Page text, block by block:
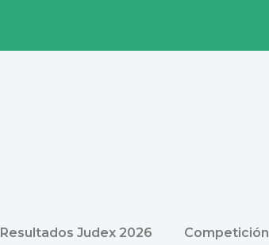
Resultados Judex 2026 Competición